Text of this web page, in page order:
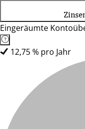
Eingeräumte
12,75 % pro Jahr